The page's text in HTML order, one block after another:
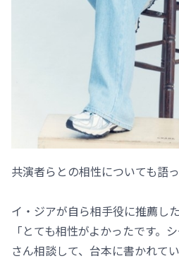
共演者らとの相性についても語っ
イ・ジアが自ら相手役に推薦し
「とても相性がよかったです。
さん相談して、台本に書かれて